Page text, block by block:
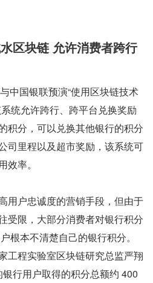
区块链 允许消费者跨行
中国银联预演“使用区块链技术
统允许跨行、跨平台兑换奖励
积分，可以兑换其他银行的积分
司里程以及超市奖励，该系统可
率。
用户忠诚度的营销手段，但由于
受限，大部分消费者对银行积分
根本不清楚自己的银行积分。
工程实验室区块链研究总监严翔
行用户取得的积分总额约 400